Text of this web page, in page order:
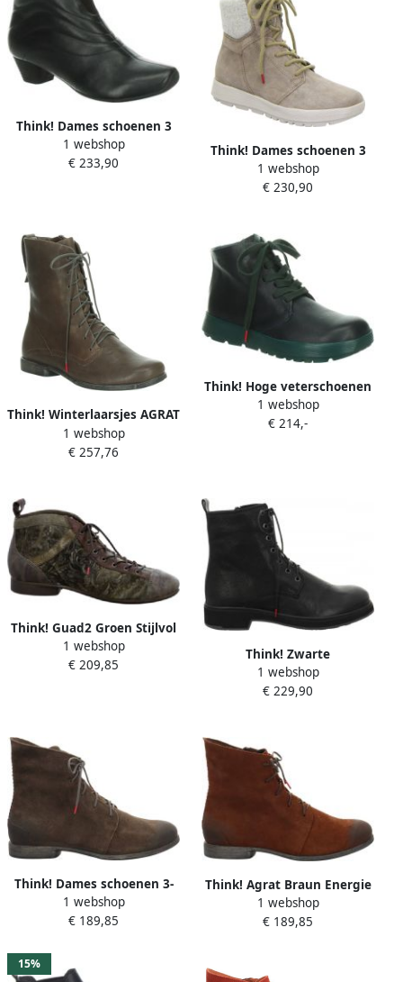
Think! Dames schoenen 3
000686 0000 Zwart
1 webshop
€ 233,90
Think! Dames schoenen 3
000626 2000 Grijs
1 webshop
€ 230,90
Think! Winterlaarsjes AGRAT
in plantaardig gelooide
verwerking
1 webshop
€ 257,76
Think! Hoge veterschoenen
COMODA van plantaardig
gelooid leer
1 webshop
€ 214,-
Think! Guad2 Groen Stijlvol
Model Green Heren
1 webshop
€ 209,85
Think! Zwarte
damesschoenen voor
diverse activiteiten
1 webshop
€ 229,90
Think! Dames schoenen 3-
000032-3040 Bruin
1 webshop
€ 189,85
Think! Agrat Braun Energie
Reep Brown Dames
1 webshop
€ 189,85
15%